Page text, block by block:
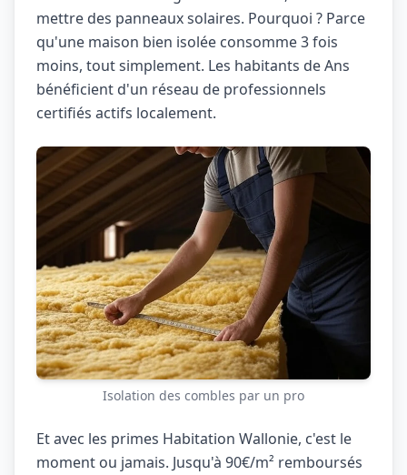
mettre des panneaux solaires. Pourquoi ? Parce
qu'une maison bien isolée consomme 3 fois
moins, tout simplement. Les habitants de Ans
bénéficient d'un réseau de professionnels
certifiés actifs localement.
Isolation des combles par un pro
Et avec les primes Habitation Wallonie, c'est le
moment ou jamais. Jusqu'à 90€/m² remboursés